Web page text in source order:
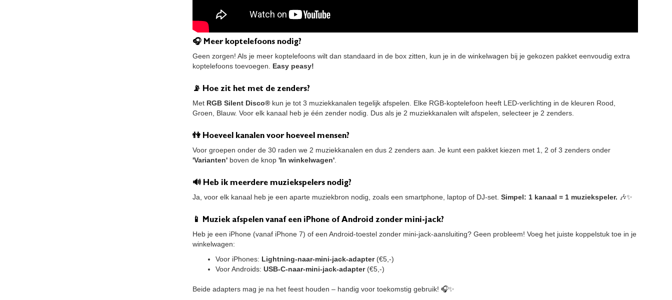
🎧 Meer koptelefoons nodig?
Geen zorgen! Als je meer koptelefoons wilt dan standaard in de box zitten, kun je in de winkelwagen bij je gekozen pakket eenvoudig extra
koptelefoons toevoegen. Easy peasy!
📡 Hoe zit het met de zenders?
Met RGB Silent Disco® kun je tot 3 muziekkanalen tegelijk afspelen. Elke RGB-koptelefoon heeft LED-verlichting in de kleuren Rood,
Groen, Blauw. Voor elk kanaal heb je één zender nodig. Dus als je 2 muziekkanalen wilt afspelen, selecteer je 2 zenders.
👫 Hoeveel kanalen voor hoeveel mensen?
Voor groepen onder de 30 raden we 2 muziekkanalen en dus 2 zenders aan. Je kunt een pakket kiezen met 1, 2 of 3 zenders onder
'Varianten' boven de knop 'In winkelwagen'
🔊 Heb ik meerdere muziekspelers nodig?
Ja, voor elk kanaal heb je een aparte muziekbron nodig, zoals een smartphone, laptop of DJ-set. Simpel: 1 kanaal = 1 muziekspeler. 🎶✨
📱 Muziek afspelen vanaf een iPhone of Android zonder mini-jack?
Heb je een iPhone (vanaf iPhone 7) of een Android-toestel zonder mini-jack-aansluiting? Geen probleem! Voeg het juiste koppelstuk toe in je
winkelwagen:
Voor iPhones: Lightning-naar-mini-jack-adapter(€5,-)
Voor Androids: USB-C-naar-mini-jack-adapter(€5,-)
Beide adapters mag je na het feest houden – handig voor toekomstig gebruik! 🎧✨